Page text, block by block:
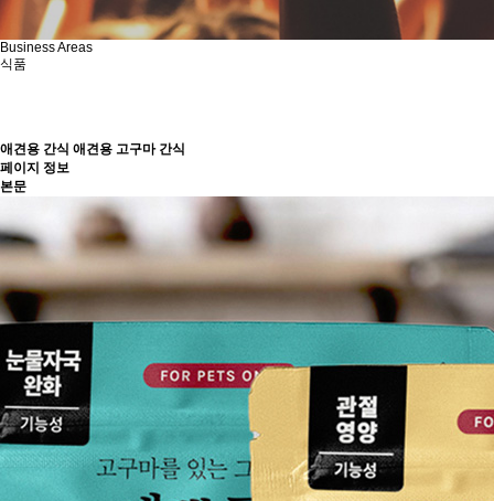
Business Areas
식품
애견용 간식 애견용 고구마 간식
페이지 정보
본문